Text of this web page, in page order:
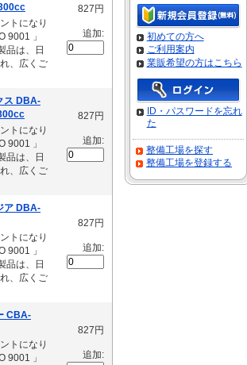
トになり
9001 」
品は、日
、広くご
827円
追加:
ス DBA-
トになり
9001 」
品は、日
、広くご
827円
追加:
ア DBA-
トになり
9001 」
品は、日
、広くご
827円
追加:
CBA-
トになり
9001 」
827円
追加:
初めての方へ
ご利用案内
業販希望の方はこちら
ID・パスワードを忘れ
た
整備工場を探す
整備工場を登録する